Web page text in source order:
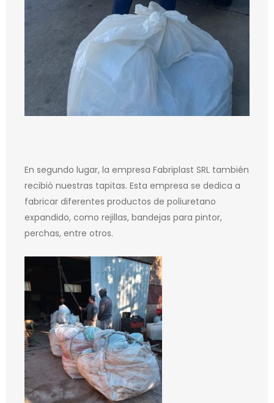
En segundo lugar, la empresa Fabriplast SRL también
recibió nuestras tapitas. Esta empresa se dedica a
fabricar diferentes productos de poliuretano
expandido, como rejillas, bandejas para pintor,
perchas, entre otros.